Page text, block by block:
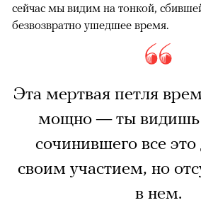
сейчас мы видим на тонкой,
безвозвратно ушедшее время.
Эта мертвая петля
мощно — ты видишь
сочинившего все это
своим участием, но
в нем.